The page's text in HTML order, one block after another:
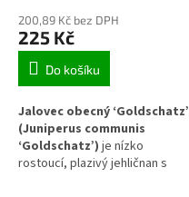
200,89 Kč bez DPH
225 Kč
Do košíku
Jalovec obecný ‘Goldschatz’
(Juniperus communis
‘Goldschatz’) je nízko
rostoucí, plazivý jehličnan s